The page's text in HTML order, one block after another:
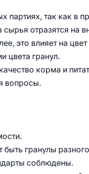
партиях, так как в
отразятся на
это влияет на цвет
цвета гранул.
корма и
вопросы.
быть гранулы
соблюдены.